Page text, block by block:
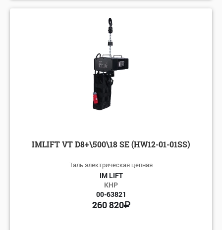
IMLIFT VT D8+\500\18 SE (HW12-01-01SS)
Таль электрическая цепная
IM LIFT
КНР
00-63821
260 820